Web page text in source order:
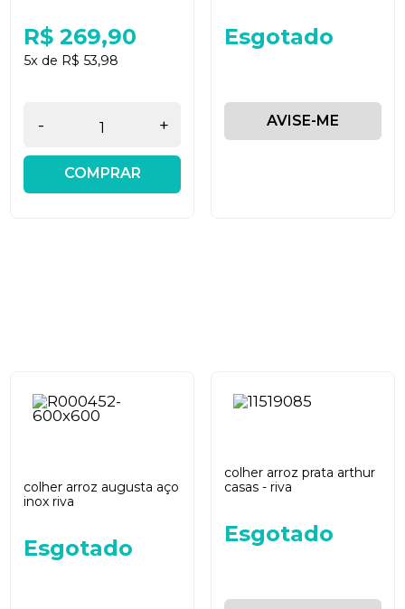
R$ 269,90
5x de R$ 53,98
- +
COMPRAR
Esgotado
AVISE-ME
colher arroz augusta aço
inox riva
Esgotado
colher arroz prata arthur
casas - riva
Esgotado